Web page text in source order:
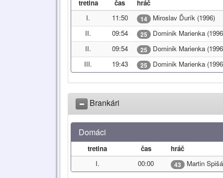
tretina čas
hráč
I.
11:50 14
Miroslav Ďurík (1996)
II.
09:54 25
Dominik Marienka
II.
09:54 25
Dominik Marienka
III.
19:43 25 Dominik Marienka
Brankári
Domáci
tretina čas
hráč
I.
00:00 43 Martin